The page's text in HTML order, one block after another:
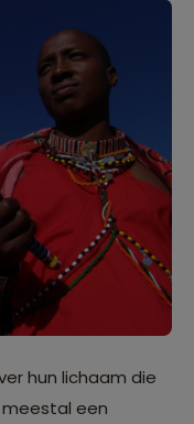
hun lichaam die
meestal een